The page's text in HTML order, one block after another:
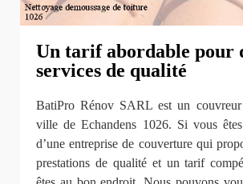
Un tarif abordable pour
services de qualité
BatiPro Rénov SARL est un
ville de Echandens 1026. Si vous
d’une entreprise de couverture qui
prestations de qualité et un tarif